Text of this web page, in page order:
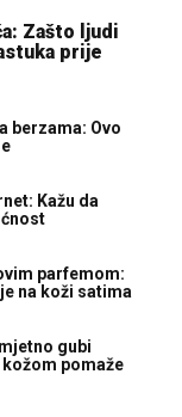
Zašto ljudi
prije
berzama: Ovo
Kažu da
parfemom:
na koži satima
gubi
pomaže